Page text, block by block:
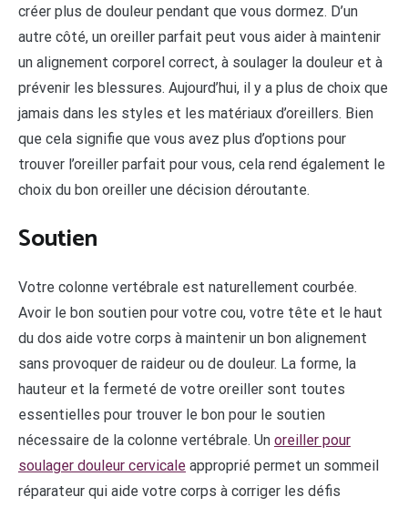
créer plus de douleur pendant que vous dormez. D’un
autre côté, un oreiller parfait peut vous aider à maintenir
un alignement corporel correct, à soulager la douleur et à
prévenir les blessures. Aujourd’hui, il y a plus de choix que
jamais dans les styles et les matériaux d’oreillers. Bien
que cela signifie que vous avez plus d’options pour
trouver l’oreiller parfait pour vous, cela rend également le
choix du bon oreiller une décision déroutante.
Soutien
Votre colonne vertébrale est naturellement courbée.
Avoir le bon soutien pour votre cou, votre tête et le haut
du dos aide votre corps à maintenir un bon alignement
sans provoquer de raideur ou de douleur. La forme, la
hauteur et la fermeté de votre oreiller sont toutes
essentielles pour trouver le bon pour le soutien
nécessaire de la colonne vertébrale. Un oreiller pour
soulager douleur cervicale approprié permet un sommeil
réparateur qui aide votre corps à corriger les défis